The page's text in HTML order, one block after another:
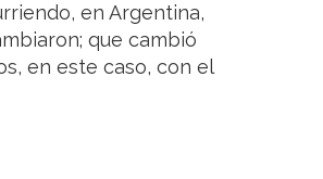
en Argentina,
que cambió
en este caso, con el